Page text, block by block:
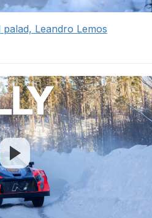
Leandro Lemos